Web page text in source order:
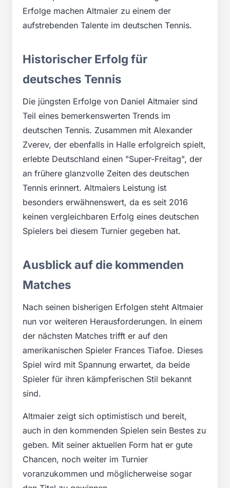
Erfolge machen Altmaier zu einem der
aufstrebenden Talente im deutschen Tennis.
Historischer Erfolg für
deutsches Tennis
Die jüngsten Erfolge von Daniel Altmaier sind
Teil eines bemerkenswerten Trends im
deutschen Tennis. Zusammen mit Alexander
Zverev, der ebenfalls in Halle erfolgreich spielt,
erlebte Deutschland einen "Super-Freitag", der
an frühere glanzvolle Zeiten des deutschen
Tennis erinnert. Altmaiers Leistung ist
besonders erwähnenswert, da es seit 2016
keinen vergleichbaren Erfolg eines deutschen
Spielers bei diesem Turnier gegeben hat.
Ausblick auf die kommenden
Matches
Nach seinen bisherigen Erfolgen steht Altmaier
nun vor weiteren Herausforderungen. In einem
der nächsten Matches trifft er auf den
amerikanischen Spieler Frances Tiafoe. Dieses
Spiel wird mit Spannung erwartet, da beide
Spieler für ihren kämpferischen Stil bekannt
sind.
Altmaier zeigt sich optimistisch und bereit,
auch in den kommenden Spielen sein Bestes zu
geben. Mit seiner aktuellen Form hat er gute
Chancen, noch weiter im Turnier
voranzukommen und möglicherweise sogar